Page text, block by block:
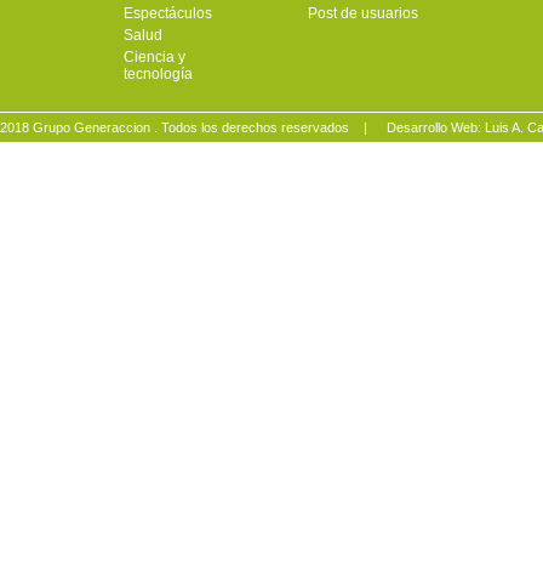
Espectáculos
Salud
Ciencia y
tecnología
Post de usuarios
2018 Grupo Generaccion . Todos los derechos reservados | Desarrollo Web: Luis